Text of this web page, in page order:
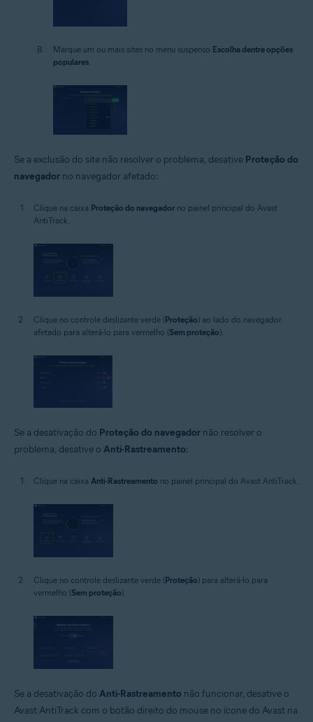
Marque um ou mais sites no menu suspenso Escolha dentre opções
populares.
Se a exclusão do site não resolver o problema, desative Proteção do
navegador no navegador afetado:
Clique na caixa Proteção do navegador no painel principal do Avast
AntiTrack.
Clique no controle deslizante verde (Proteção) ao lado do navegador
afetado para alterá-lo para vermelho (Sem proteção).
Se a desativação do Proteção do navegador não resolver o
problema, desative o Anti-Rastreamento:
Clique na caixa Anti-Rastreamento no painel principal do Avast AntiTrack.
Clique no controle deslizante verde (Proteção) para alterá-lo para
vermelho (Sem proteção).
Se a desativação do Anti-Rastreamento não funcionar, desative o
Avast AntiTrack com o botão direito do mouse no ícone do Avast na